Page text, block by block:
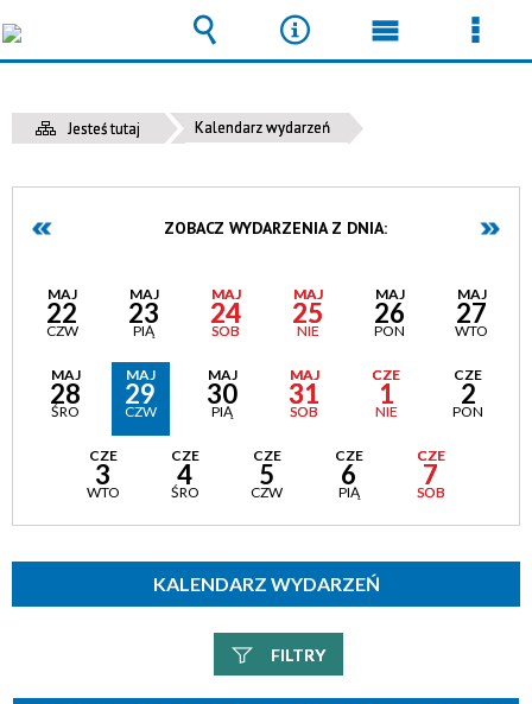
Jesteś tutaj Kalendarz wydarzeń
ZOBACZ WYDARZENIA Z DNIA:
MAJ
22
CZW
MAJ
23
PIĄ
MAJ
24
SOB
MAJ
25
NIE
MAJ
26
PON
MAJ
27
WTO
MAJ
28
ŚRO
MAJ
29
CZW
MAJ
30
PIĄ
MAJ
31
SOB
CZE
1
NIE
CZE
2
PON
CZE
3
WTO
CZE
4
ŚRO
CZE
5
CZW
CZE
6
PIĄ
CZE
7
SOB
KALENDARZ WYDARZEŃ
FILTRY
Wyszukiwarka
Narzędzia
Menu